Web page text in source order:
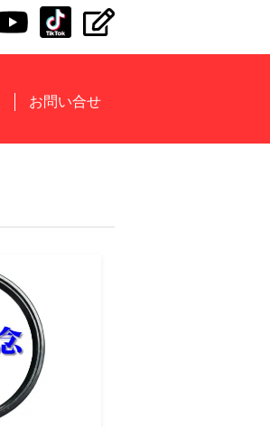
お問い合せ